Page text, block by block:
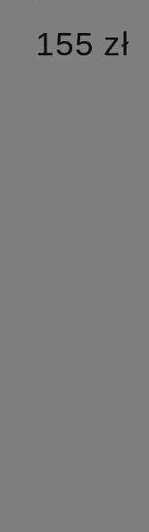
155 zł